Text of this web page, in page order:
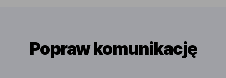
Popraw komunikację